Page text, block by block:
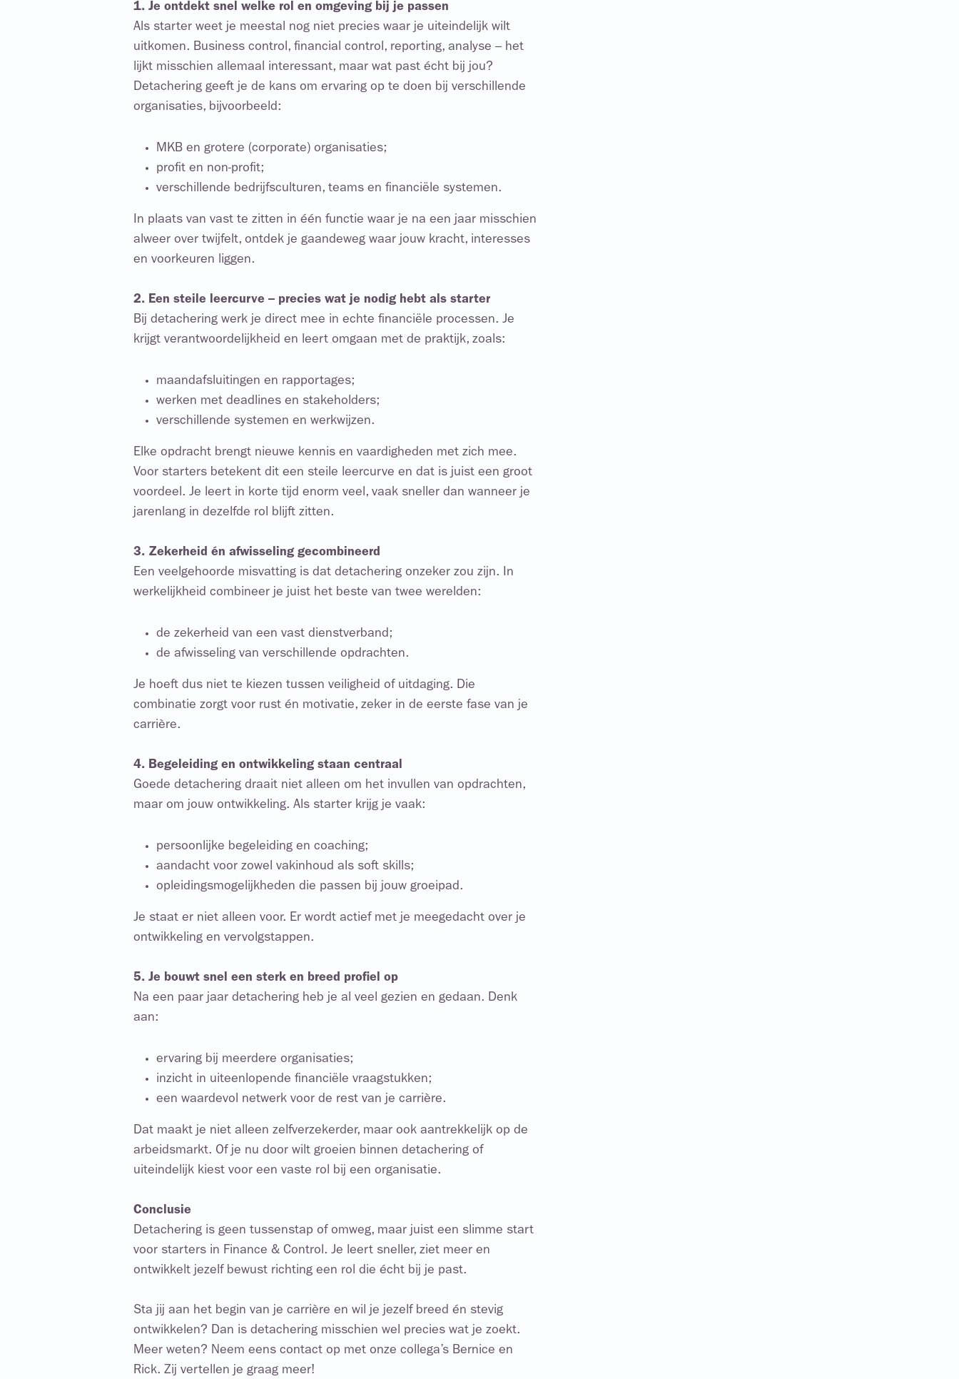
1. Je ontdekt snel welke rol en omgeving bij je passen
Als starter weet je meestal nog niet precies waar je uiteindelijk wilt
uitkomen. Business control, financial control, reporting, analyse – het
lijkt misschien allemaal interessant, maar wat past écht bij jou?
Detachering geeft je de kans om ervaring op te doen bij verschillende
organisaties, bijvoorbeeld:
MKB en grotere (corporate) organisaties;
profit en non-profit;
verschillende bedrijfsculturen, teams en financiële systemen.
In plaats van vast te zitten in één functie waar je na een jaar misschien
alweer over twijfelt, ontdek je gaandeweg waar jouw kracht, interesses
en voorkeuren liggen.
2. Een steile leercurve – precies wat je nodig hebt als starter
Bij detachering werk je direct mee in echte financiële processen. Je
krijgt verantwoordelijkheid en leert omgaan met de praktijk, zoals:
maandafsluitingen en rapportages;
werken met deadlines en stakeholders;
verschillende systemen en werkwijzen.
Elke opdracht brengt nieuwe kennis en vaardigheden met zich mee.
Voor starters betekent dit een steile leercurve en dat is juist een groot
voordeel. Je leert in korte tijd enorm veel, vaak sneller dan wanneer je
jarenlang in dezelfde rol blijft zitten.
3. Zekerheid én afwisseling gecombineerd
Een veelgehoorde misvatting is dat detachering onzeker zou zijn. In
werkelijkheid combineer je juist het beste van twee werelden:
de zekerheid van een vast dienstverband;
de afwisseling van verschillende opdrachten.
Je hoeft dus niet te kiezen tussen veiligheid of uitdaging. Die
combinatie zorgt voor rust én motivatie, zeker in de eerste fase van je
carrière.
4. Begeleiding en ontwikkeling staan centraal
Goede detachering draait niet alleen om het invullen van opdrachten,
maar om jouw ontwikkeling. Als starter krijg je vaak:
persoonlijke begeleiding en coaching;
aandacht voor zowel vakinhoud als soft skills;
opleidingsmogelijkheden die passen bij jouw groeipad.
Je staat er niet alleen voor. Er wordt actief met je meegedacht over je
ontwikkeling en vervolgstappen.
5. Je bouwt snel een sterk en breed profiel op
Na een paar jaar detachering heb je al veel gezien en gedaan. Denk
aan:
ervaring bij meerdere organisaties;
inzicht in uiteenlopende financiële vraagstukken;
een waardevol netwerk voor de rest van je carrière.
Dat maakt je niet alleen zelfverzekerder, maar ook aantrekkelijk op de
arbeidsmarkt. Of je nu door wilt groeien binnen detachering of
uiteindelijk kiest voor een vaste rol bij een organisatie.
Conclusie
Detachering is geen tussenstap of omweg, maar juist een slimme start
voor starters in Finance & Control. Je leert sneller, ziet meer en
ontwikkelt jezelf bewust richting een rol die écht bij je past.
Sta jij aan het begin van je carrière en wil je jezelf breed én stevig
ontwikkelen? Dan is detachering misschien wel precies wat je zoekt.
Meer weten? Neem eens contact op met onze collega’s Bernice en
Rick. Zij vertellen je graag meer!